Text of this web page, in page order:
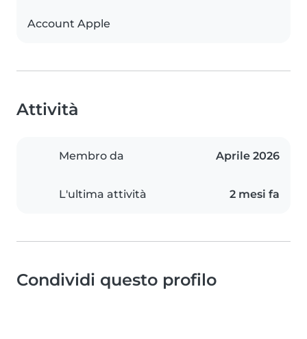
Account Apple
Attività
Membro da Aprile 2026
L'ultima attività 2 mesi fa
Condividi questo profilo